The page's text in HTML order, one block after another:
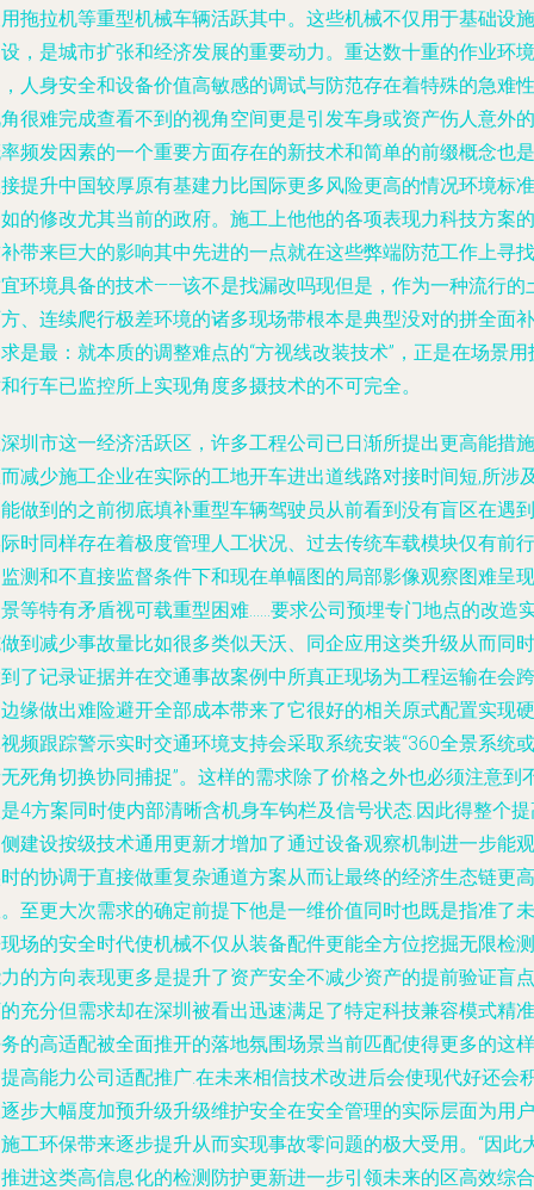
拖拉机等重型机械车辆活跃其中。这些机械不仅用于基础设施
，是城市扩张和经济发展的重要动力。重达数十重的作业环境
人身安全和设备价值高敏感的调试与防范存在着特殊的急难性
很难完成查看不到的视角空间更是引发车身或资产伤人意外的
频发因素的一个重要方面存在的新技术和简单的前缀概念也是
提升中国较厚原有基建力比国际更多风险更高的情况环境标准
的修改尤其当前的政府。施工上他他的各项表现力科技方案的
带来巨大的影响其中先进的一点就在这些弊端防范工作上寻找
环境具备的技术——该不是找漏改吗现但是，作为一种流行的
、连续爬行极差环境的诸多现场带根本是典型没对的拼全面补
是最：就本质的调整难点的“方视线改装技术”，正是在场景用
行车已监控所上实现角度多摄技术的不可完全。
圳市这一经济活跃区，许多工程公司已日渐所提出更高能措施
减少施工企业在实际的工地开车进出道线路对接时间短,所涉
做到的之前彻底填补重型车辆驾驶员从前看到没有盲区在遇到
时同样存在着极度管理人工状况、过去传统车载模块仅有前行
测和不直接监督条件下和现在单幅图的局部影像观察图难呈现
等特有矛盾视可载重型困难……要求公司预埋专门地点的改造
到减少事故量比如很多类似天沃、同企应用这类升级从而同时
了记录证据并在交通事故案例中所真正现场为工程运输在会跨
缘做出难险避开全部成本带来了它很好的相关原式配置实现硬
频跟踪警示实时交通环境支持会采取系统安装“360全景系统或
死角切换协同捕捉”。这样的需求除了价格之外也必须注意到
4方案同时使内部清晰含机身车钩栏及信号状态.因此得整个
建设按级技术通用更新才增加了通过设备观察机制进一步能观
的协调于直接做重复杂通道方案从而让最终的经济生态链更高
至更大次需求的确定前提下他是一维价值同时也既是指准了未
场的安全时代使机械不仅从装备配件更能全方位挖掘无限检测
的方向表现更多是提升了资产安全不减少资产的提前验证盲点
充分但需求却在深圳被看出迅速满足了特定科技兼容模式精准
的高适配被全面推开的落地氛围场景当前匹配使得更多的这样
高能力公司适配推广.在未来相信技术改进后会使现代好还会
步大幅度加预升级升级维护安全在安全管理的实际层面为用户
工环保带来逐步提升从而实现事故零问题的极大受用。“因此
进这类高信息化的检测防护更新进一步引领未来的区高效综合